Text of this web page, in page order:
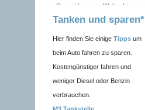
Grenzübergang Walserberg
Polizeikontrolle, Zeitverlust für
PKW von bis zu 7 Minuten bei
der Ausreise, aus Österreich,
ASFINAG-Sensoren erstellt)
(06.08.2026 - 21:10:01)
A1 West Autobahn, Salzburg
Richtung Rosenheim
Tanken und sparen*
Hier finden Sie einige Tipps um
beim Auto fahren zu sparen.
Kostengünstiger fahren und
weniger Diesel oder Benzin
verbrauchen.